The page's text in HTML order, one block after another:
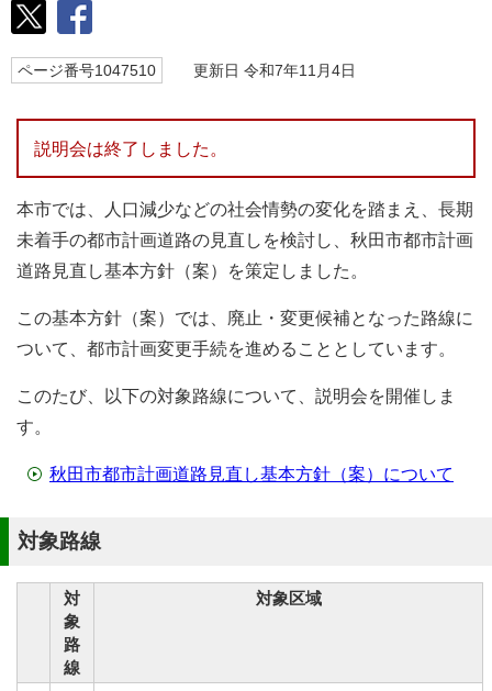
ページ番号1047510 更新日 令和7年11月4日
説明会は終了しました。
本市では、人口減少などの社会情勢の変化を踏まえ、長期
未着手の都市計画道路の見直しを検討し、秋田市都市計画
道路見直し基本方針（案）を策定しました。
この基本方針（案）では、廃止・変更候補となった路線に
ついて、都市計画変更手続を進めることとしています。
このたび、以下の対象路線について、説明会を開催しま
す。
秋田市都市計画道路見直し基本方針（案）について
対象路線
対
象
路
線
対象区域